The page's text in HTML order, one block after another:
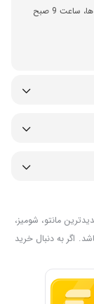
از شنبه تا چهارشنبه، ساعت 9 صبح الی 6 عصر/ پنجشنبه ها، ساعت 9 صبح
مانتو، شومیز،
تاپ و ست‌های ترند روز 1405 می باشد. اگر به دنبال خرید
سایت خرید لباس
و به‌صورت آنلاین
مطمئن برای خرید